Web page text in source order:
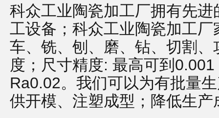
科众工业陶瓷加工厂拥有先
工设备；科众工业陶瓷加工
车、铣、刨、磨、钻、切割
度；尺寸精度: 最高可到
Ra0.02。我们可以为有批量
供开模、注塑成型；降低生